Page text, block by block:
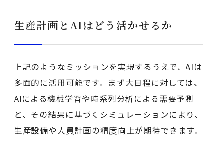
生産計画とAIはどう活かせるか
上記のようなミッションを実現するうえで、AIは
多面的に活用可能です。まず大日程に対しては、
AIによる機械学習や時系列分析による需要予測
と、その結果に基づくシミュレーションにより、
生産設備や人員計画の精度向上が期待できます。